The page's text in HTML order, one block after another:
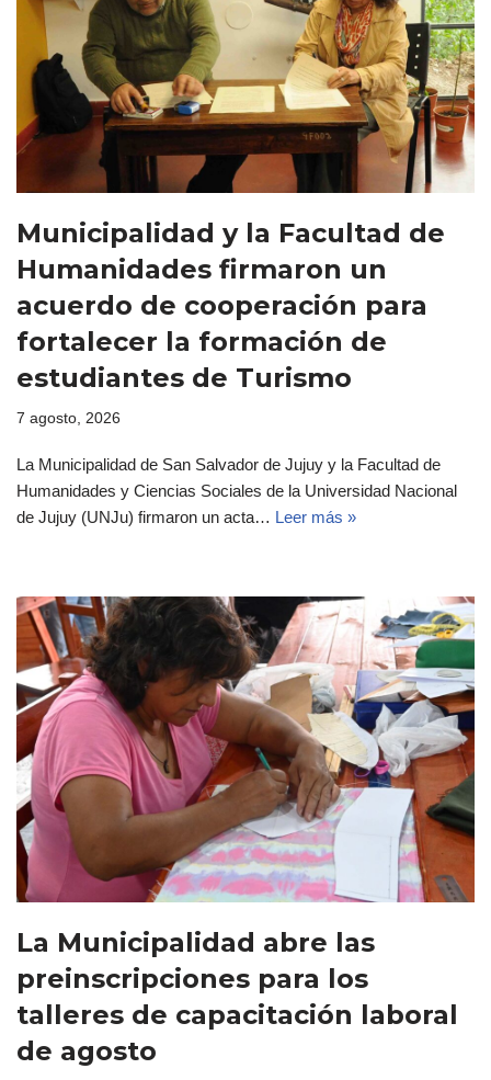
Municipalidad y la Facultad de
Humanidades firmaron un
acuerdo de cooperación para
fortalecer la formación de
estudiantes de Turismo
7 agosto, 2026
La Municipalidad de San Salvador de Jujuy y la Facultad de
Humanidades y Ciencias Sociales de la Universidad Nacional
de Jujuy (UNJu) firmaron un acta… Leer más »
La Municipalidad abre las
preinscripciones para los
talleres de capacitación laboral
de agosto